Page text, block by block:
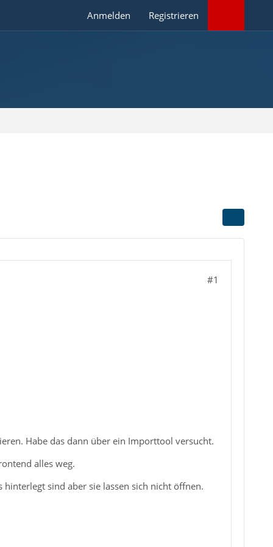
Anmelden Registrieren
#1
Habe das dann über ein Importtool versucht.
alles weg.
hinterlegt sind aber sie lassen sich nicht öffnen.